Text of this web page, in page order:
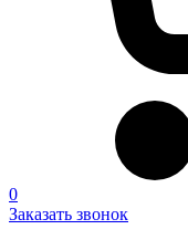
0
Заказать звонок